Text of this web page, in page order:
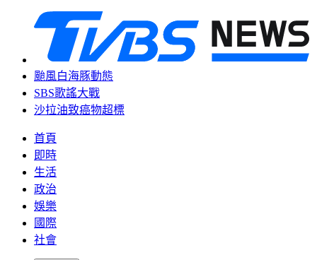
颱風白海豚動態
SBS歌謠大戰
沙拉油致癌物超標
首頁
即時
生活
政治
娛樂
國際
社會